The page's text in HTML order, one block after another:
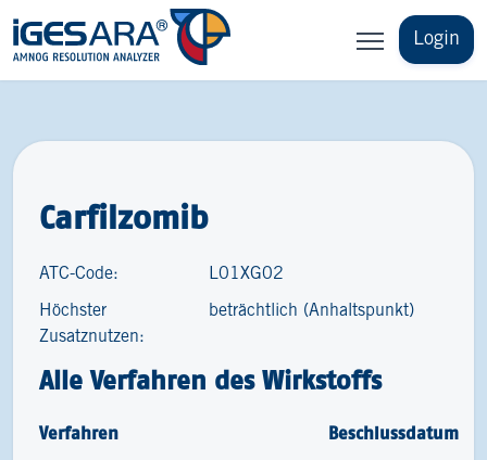
Login
Carfilzomib
ATC-Code: L01XG02
Höchster
Zusatznutzen:
beträchtlich (Anhaltspunkt)
Alle Verfahren des Wirkstoffs
Verfahren Beschlussdatum